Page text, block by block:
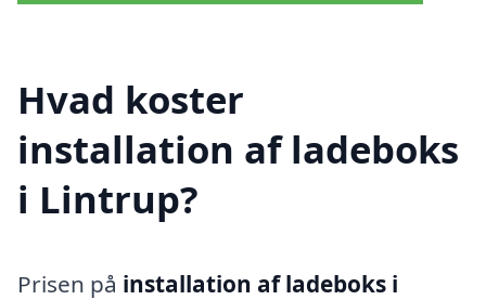
Hvad koster
installation af ladeboks
i Lintrup?
Prisen på installation af ladeboks i